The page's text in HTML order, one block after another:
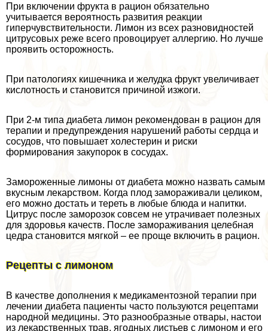
При включении фрукта в рацион обязательно
учитывается вероятность развития реакции
гиперчувствительности. Лимон из всех разновидностей
цитрусовых реже всего провоцирует аллергию. Но лучше
проявить осторожность.
При патологиях кишечника и желудка фрукт увеличивает
кислотность и становится причиной изжоги.
При 2-м типа диабета лимон рекомендован в рацион для
терапии и предупреждения нарушений работы сердца и
сосудов, что повышает холестерин и риски
формирования закупорок в сосудах.
Замороженные лимоны от диабета можно назвать самым
вкусным лекарством. Когда плод замораживали целиком,
его можно достать и тереть в любые блюда и напитки.
Цитрус после заморозок совсем не утрачивает полезных
для здоровья качеств. После замораживания целебная
цедра становится мягкой – ее проще включить в рацион.
Рецепты с лимоном
В качестве дополнения к медикаментозной терапии при
лечении диабета пациенты часто пользуются рецептами
народной медицины. Это разнообразные отвары, настои
из лекарственных трав, ягодных листьев с лимоном и его